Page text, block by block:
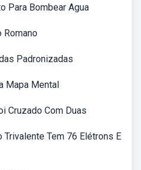
Para Bombear Agua
Romano
Padronizadas
Mapa Mental
Cruzado Com Duas
Trivalente Tem 76 Elétrons E